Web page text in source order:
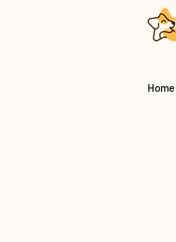
Home